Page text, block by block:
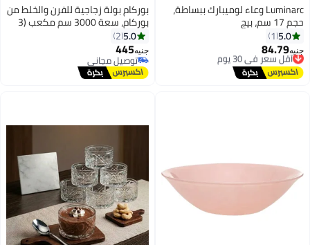
Luminarc وعاء لوميبارك ببساطة،
سم، بيج
5.0
1
84.79
أقل سعر في 30 يوم
توصيل مجاني
أقل سعر في 30 يوم
بوركام بولة زجاجية للفرن والخلط من
بوركام، سعة 3000 سم مكعب (3
في تركيا
5.0
2
جنيه445
توصيل مجاني
توصيل مجاني